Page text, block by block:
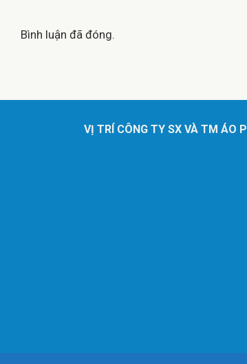
Bình luận đã đóng.
VỊ TRÍ CÔNG TY SX VÀ TM ÁO